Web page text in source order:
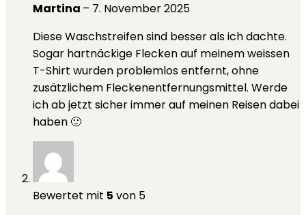
Martina – 7. November 2025
Diese Waschstreifen sind besser als ich dachte.
Sogar hartnäckige Flecken auf meinem weissen
T-Shirt wurden problemlos entfernt, ohne
zusätzlichem Fleckenentfernungsmittel. Werde
ich ab jetzt sicher immer auf meinen Reisen dabei
haben 🙂
Bewertet mit 5 von 5